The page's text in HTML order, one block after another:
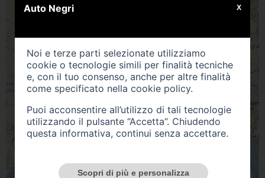
Auto Negri
Noi e terze parti selezionate utilizziamo
cookie o tecnologie simili per finalità tecniche
e, con il tuo consenso, anche per altre finalità
come specificato nella cookie policy.
Puoi acconsentire all’utilizzo di tali tecnologie
utilizzando il pulsante “Accetta”. Chiudendo
questa informativa, continui senza accettare.
Scopri di più e personalizza
X